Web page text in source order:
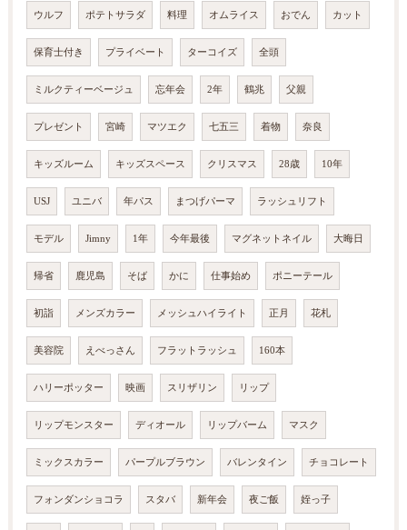
ウルフ ポテトサラダ 料理 オムライス おでん カット
保育士付き プライベート ターコイズ 全頭
ミルクティーベージュ 忘年会 2年 鶴兆 父親
プレゼント 宮崎 マツエク 七五三 着物 奈良
キッズルーム キッズスペース クリスマス 28歳 10年
USJ ユニバ 年パス まつげパーマ ラッシュリフト
モデル Jimny 1年 今年最後 マグネットネイル 大晦日
帰省 鹿児島 そば かに 仕事始め ポニーテール
初詣 メンズカラー メッシュハイライト 正月 花札
美容院 えべっさん フラットラッシュ 160本
ハリーポッター 映画 スリザリン リップ
リップモンスター ディオール リップバーム マスク
ミックスカラー パープルブラウン バレンタイン チョコレート
フォンダンショコラ スタバ 新年会 夜ご飯 姪っ子